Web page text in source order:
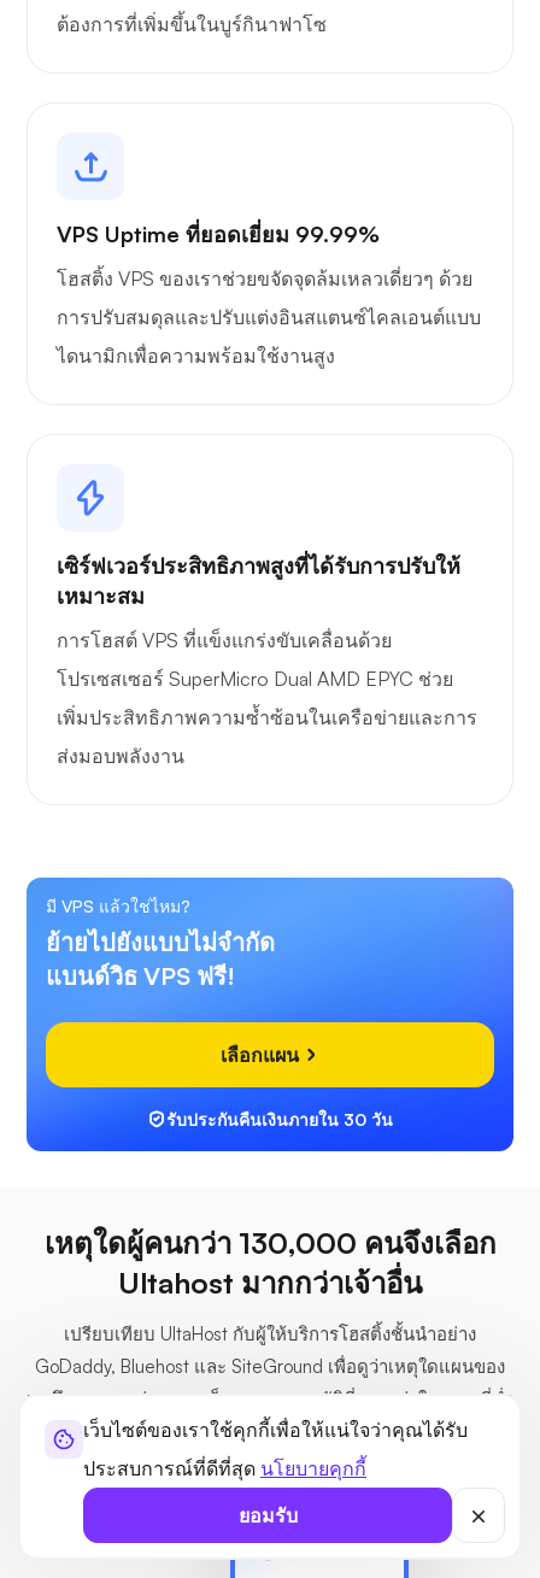
เว็บไซต์ของเราใช้คุกกี้เพื่อให้แน่ใจว่าคุณได้รับ
ประสบการณ์ที่ดีที่สุด นโยบายคุกกี้
ยอมรับ
ต้องการที่เพิ่มขึ้นในบูร์กินาฟาโซ
VPS Uptime ที่ยอดเยี่ยม 99.99%
โฮสติ้ง VPS ของเราช่วยขจัดจุดล้มเหลวเดี่ยวๆ ด้วย
การปรับสมดุลและปรับแต่งอินสแตนซ์ไคลเอนต์แบบ
ไดนามิกเพื่อความพร้อมใช้งานสูง
เซิร์ฟเวอร์ประสิทธิภาพสูงที่ได้รับการปรับให้
เหมาะสม
การโฮสต์ VPS ที่แข็งแกร่งขับเคลื่อนด้วย
โปรเซสเซอร์ SuperMicro Dual AMD EPYC ช่วย
เพิ่มประสิทธิภาพความซ้ำซ้อนในเครือข่ายและการ
ส่งมอบพลังงาน
มี VPS แล้วใช่ไหม?
ย้ายไปยังแบบไม่จำกัด
แบนด์วิธ VPS ฟรี!
เลือกแผน
รับประกันคืนเงินภายใน 30 วัน
เหตุใดผู้คนกว่า 130,000 คนจึงเลือก
Ultahost มากกว่าเจ้าอื่น
เปรียบเทียบ UltaHost กับผู้ให้บริการโฮสติ้งชั้นนำอย่าง
GoDaddy, Bluehost และ SiteGround เพื่อดูว่าเหตุใดแผนของ
เราจึงมอบคุณค่า ความเร็ว และคุณสมบัติที่มากกว่าในราคาที่ต่ำ
กว่า